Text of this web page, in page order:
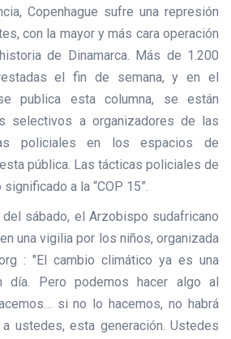
Copenhague sufre una represión
con la mayor y más cara operación
de Dinamarca. Más de 1.200
el fin de semana, y en el
publica esta columna, se están
selectivos a organizadores de las
policiales en los espacios de
pública. Las tácticas policiales de
a la “COP 15”.
sábado, el Arzobispo sudafricano
una vigilia por los niños, organizada
: "El cambio climático ya es una
día. Pero podemos hacer algo al
si no lo hacemos, no habrá
ustedes, esta generación. Ustedes